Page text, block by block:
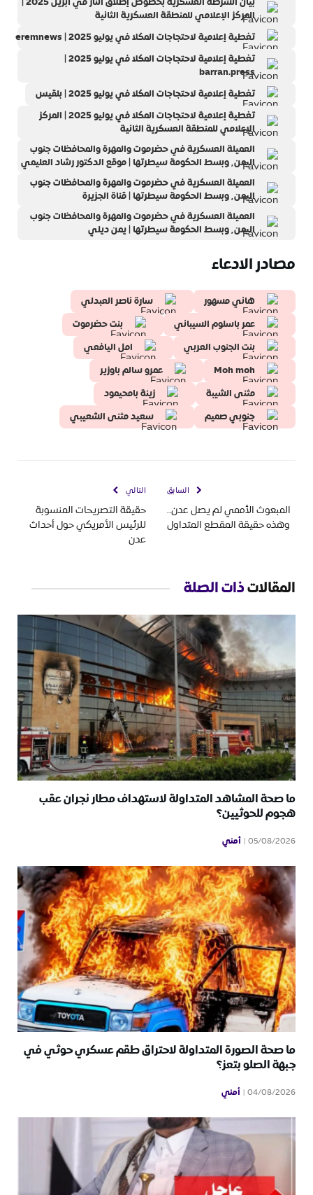
‏المركز الإعلامي للمنطقة العسكرية الثانية‏
تغطية إعلامية لاحتجاجات المكلا في يوليو 2025 | eremnews
تغطية إعلامية لاحتجاجات المكلا في يوليو 2025 |
barran.press
تغطية إعلامية لاحتجاجات المكلا في يوليو 2025 | بلقيس
تغطية إعلامية لاحتجاجات المكلا في يوليو 2025 | المركز
الإعلامي للمنطقة العسكرية الثانية‏
العميلة العسكرية في حضرموت والمهرة والمحافظات جنوب
اليمن٬ وبسط الحكومة سيطرتها | موقع الدكتور رشاد العليمي
العميلة العسكرية في حضرموت والمهرة والمحافظات جنوب
اليمن٬ وبسط الحكومة سيطرتها | قناة الجزيرة
العميلة العسكرية في حضرموت والمهرة والمحافظات جنوب
اليمن٬ وبسط الحكومة سيطرتها | يمن ديلي
مصادر الادعاء
هاني مسهور
سارة ناصر العبدلي
عمر باسلوم السيباني
بنت حضرموت
بنت الجنوب العربي
امل اليافعي
Moh moh
عمرو سالم باوزير
مثنى الشيبة
زينة بامحيمود
جنوبي صميم
سعيد مثنى الشعيبي
السابق
المبعوث الأممي لم يصل عدن..
وهذه حقيقة المقطع المتداول
التالي
حقيقة التصريحات المنسوبة
للرئيس الأمريكي حول أحداث
عدن
المقالاتذات الصلة
ما صحة المشاهد المتداولة لاستهداف مطار نجران عقب
هجوم للحوثيين؟
05/08/2026 أمني
ما صحة الصورة المتداولة لاحتراق طقم عسكري حوثي في
جبهة الصلو بتعز؟
04/08/2026 أمني